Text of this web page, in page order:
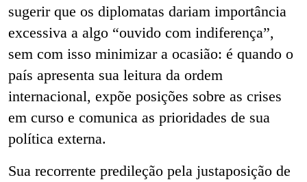
sugerir que os diplomatas dariam importância
excessiva a algo “ouvido com indiferença”,
sem com isso minimizar a ocasião: é quando o
país apresenta sua leitura da ordem
internacional, expõe posições sobre as crises
em curso e comunica as prioridades de sua
política externa.
Sua recorrente predileção pela justaposição de